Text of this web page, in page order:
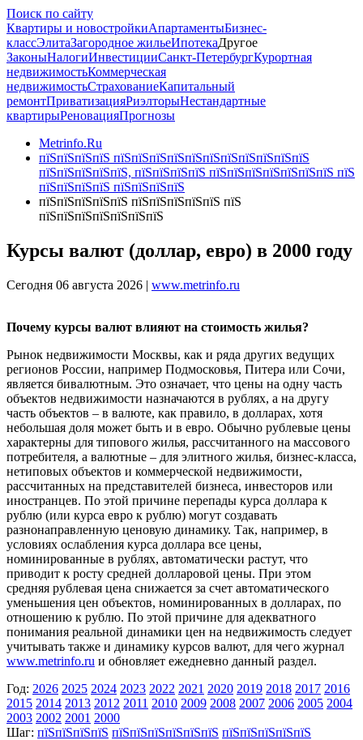
Поиск по сайту
Квартиры и новостройкиАпартаментыБизнес-
классЭлитаЗагородное жильеИпотекаДругое
ЗаконыНалогиИнвестицииСанкт-ПетербургКурортная
недвижимостьКоммерческая
недвижимостьСтрахованиеКапитальный
ремонтПриватизацияРиэлторыНестандартные
квартирыРеновацияПрогнозы
Metrinfo.Ru
пїЅпїЅпїЅпїЅ пїЅпїЅпїЅпїЅпїЅпїЅпїЅпїЅпїЅпїЅпїЅ
пїЅпїЅпїЅпїЅпїЅ, пїЅпїЅпїЅпїЅ пїЅпїЅпїЅпїЅпїЅпїЅпїЅ пїЅ
пїЅпїЅпїЅпїЅ пїЅпїЅпїЅпїЅ
пїЅпїЅпїЅпїЅпїЅ пїЅпїЅпїЅпїЅпїЅ пїЅ
пїЅпїЅпїЅпїЅпїЅпїЅпїЅ
Курсы валют (доллар, евро) в 2000 году
Сегодня 06 августа 2026 | www.metrinfo.ru
Почему курсы валют влияют на стоимость жилья?
Рынок недвижимости Москвы, как и ряда других ведущих
регионов России, например Подмосковья, Питера или Сочи,
является бивалютным. Это означает, что цены на одну часть
объектов недвижимости назначаются в рублях, а на другу
часть объектов – в валюте, как правило, в долларах, хотя
небольшая доля может быть и в евро. Обычно рублевые цены
характерны для типового жилья, рассчитанного на массового
потребителя, а валютные – для элитного жилья, бизнес-класса,
нетиповых объектов и коммерческой недвижимости,
рассчитанных на представителей бизнеса, инвесторов или
иностранцев. По этой причине перепады курса доллара к
рублю (или курса евро к рублю) могут создавать
разнонаправленную ценовую динамику. Так, например, в
условиях ослабления курса доллара все цены,
номинированные в рублях, автоматически растут, что
приводит к росту средней долларовой цены. При этом
средняя рублевая цена снижается за счет автоматического
уменьшения цен объектов, номинированных в долларах, по
отношению к рублю. По этой причине для адекватного
понимания реальной динамики цен на недвижимость следует
учитывать также и динамику курсов валют, для чего журнал
www.metrinfo.ru и обновляет ежедневно данный раздел.
Год: 2026 2025 2024 2023 2022 2021 2020 2019 2018 2017 2016
2015 2014 2013 2012 2011 2010 2009 2008 2007 2006 2005 2004
2003 2002 2001 2000
Шаг: пїЅпїЅпїЅпїЅ пїЅпїЅпїЅпїЅпїЅпїЅ пїЅпїЅпїЅпїЅпїЅ